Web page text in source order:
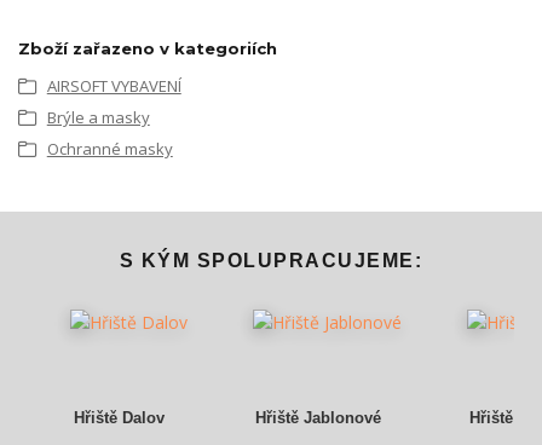
Zboží zařazeno v kategoriích
AIRSOFT VYBAVENÍ
Brýle a masky
Ochranné masky
S KÝM SPOLUPRACUJEME:
Hřiště Dalov Hřiště Jablonové Hřiště